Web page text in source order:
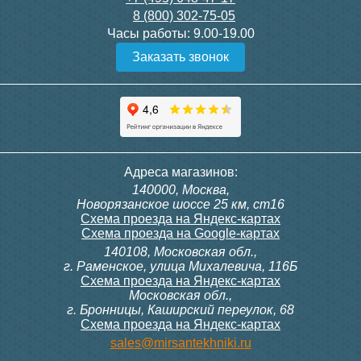
Конвектор ITT.080.200.1300
с решеткой GRILL.SGW-20-
Конвектор ITT.080.200.1000
с решеткой GRILL.SGW-20-
Конвектор ITT.080.200.1000
с решеткой GRILL.SGW-20-
Конвектор ITT.080.200.900 с
решеткой GRILL.SGA-20-
Подробнее Подробнее
Siemens VDN 115, прямой
3 300
ITTB на DIN рейку
23 500
8 (800) 302-75-05
Часы работы: 9.00-19.00
Заказать звонок
Адреса магазинов:
140000, Москва,
Новорязанское шоссе 25 км, ст16
Схема проезда на Яндекс-картах
Схема проезда на Google-картах
140108, Московская обл.,
г. Раменское, улица Михалевича, 116Б
Схема проезда на Яндекс-картах
Московская обл.,
г. Бронницы, Каширский переулок, 68
Схема проезда на Яндекс-картах
sales@mirsantekhniki.ru